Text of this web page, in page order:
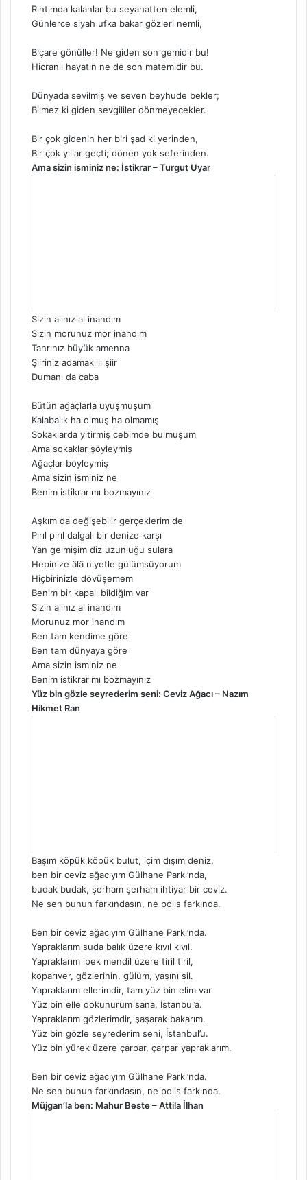
Rıhtımda kalanlar bu seyahatten elemli,
Günlerce siyah ufka bakar gözleri nemli,
Biçare gönüller! Ne giden son gemidir bu!
Hicranlı hayatın ne de son matemidir bu.
Dünyada sevilmiş ve seven beyhude bekler;
Bilmez ki giden sevgililer dönmeyecekler.
Bir çok gidenin her biri şad ki yerinden,
Bir çok yıllar geçti; dönen yok seferinden.
Ama sizin isminiz ne: İstikrar – Turgut Uyar
Sizin alınız al inandım
Sizin morunuz mor inandım
Tanrınız büyük amenna
Şiiriniz adamakıllı şiir
Dumanı da caba
Bütün ağaçlarla uyuşmuşum
Kalabalık ha olmuş ha olmamış
Sokaklarda yitirmiş cebimde bulmuşum
Ama sokaklar şöyleymiş
Ağaçlar böyleymiş
Ama sizin isminiz ne
Benim istikrarımı bozmayınız
Aşkım da değişebilir gerçeklerim de
Pırıl pırıl dalgalı bir denize karşı
Yan gelmişim diz uzunluğu sulara
Hepinize âlâ niyetle gülümsüyorum
Hiçbirinizle dövüşemem
Benim bir kapalı bildiğim var
Sizin alınız al inandım
Morunuz mor inandım
Ben tam kendime göre
Ben tam dünyaya göre
Ama sizin isminiz ne
Benim istikrarımı bozmayınız
Yüz bin gözle seyrederim seni: Ceviz Ağacı – Nazım
Hikmet Ran
Başım köpük köpük bulut, içim dışım deniz,
ben bir ceviz ağacıyım Gülhane Parkı’nda,
budak budak, şerham şerham ihtiyar bir ceviz.
Ne sen bunun farkındasın, ne polis farkında.
Ben bir ceviz ağacıyım Gülhane Parkı’nda.
Yapraklarım suda balık üzere kıvıl kıvıl.
Yapraklarım ipek mendil üzere tiril tiril,
koparıver, gözlerinin, gülüm, yaşını sil.
Yapraklarım ellerimdir, tam yüz bin elim var.
Yüz bin elle dokunurum sana, İstanbul’a.
Yapraklarım gözlerimdir, şaşarak bakarım.
Yüz bin gözle seyrederim seni, İstanbul’u.
Yüz bin yürek üzere çarpar, çarpar yapraklarım.
Ben bir ceviz ağacıyım Gülhane Parkı’nda.
Ne sen bunun farkındasın, ne polis farkında.
Müjgan’la ben: Mahur Beste – Attila İlhan